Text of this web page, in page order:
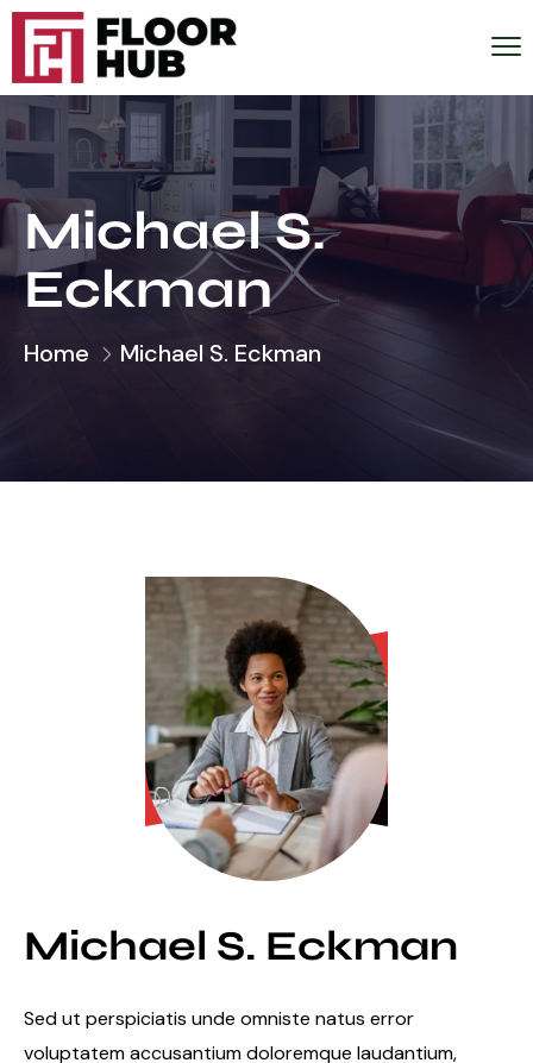
Michael S.
Eckman
Home Michael S. Eckman
Michael S. Eckman
Sed ut perspiciatis unde omniste natus error
voluptatem accusantium doloremque laudantium,